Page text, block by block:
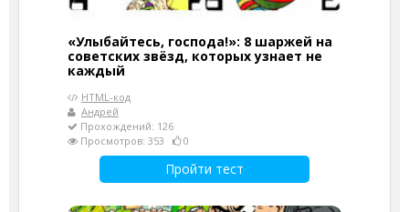
«Улыбайтесь, господа!»: 8 шаржей на
советских звёзд, которых узнает не
каждый
HTML-код
Андрей
Прохождений: 126
Просмотров: 353
0
Пройти тест